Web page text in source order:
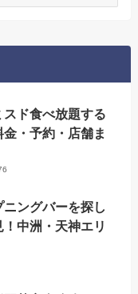
ド食べ放題する
・予約・店舗ま
ングバーを探し
中洲・天神エリ